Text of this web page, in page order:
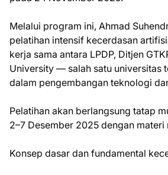
Melalui program ini, Ahmad
pelatihan intensif kecerdasan
kerja sama antara LPDP, Ditjen
University — salah satu universitas
dalam pengembangan teknologi
Pelatihan akan berlangsung tatap
2–7 Desember 2025 dengan materi
Konsep dasar dan fundamental